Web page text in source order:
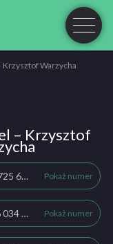
Krzysztof Warzycha
– Krzysztof
32 725 66 39 Pokaż numer
506 034 029 Pokaż numer